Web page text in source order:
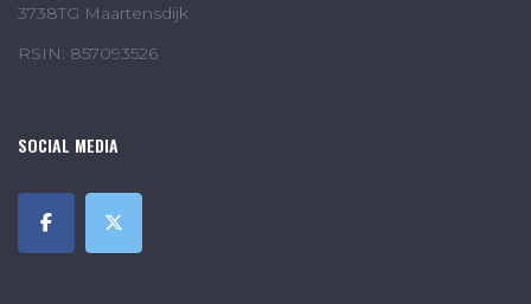
3738TG Maartensdijk
RSIN: 857093526
SOCIAL MEDIA